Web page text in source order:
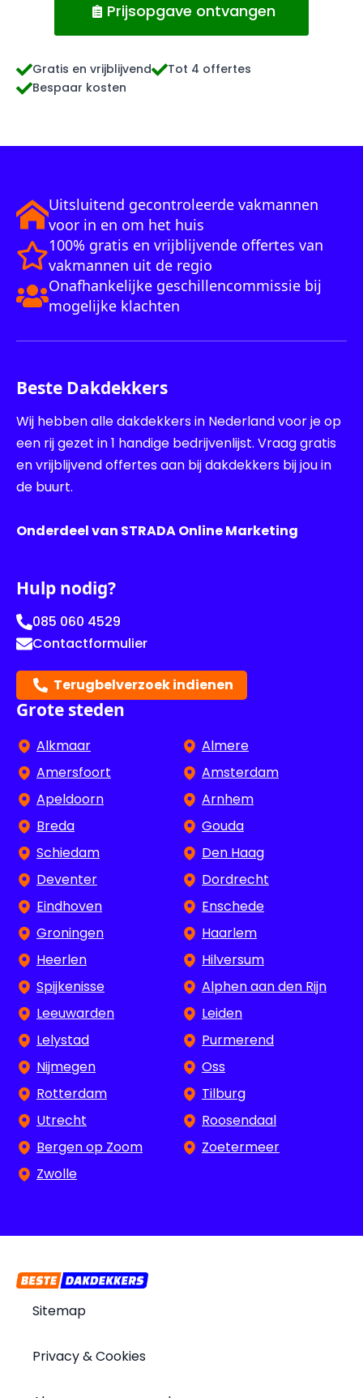
Prijsopgave ontvangen
Gratis en vrijblijvend
Tot 4 offertes
Bespaar kosten
Uitsluitend gecontroleerde vakmannen
voor in en om het huis
100% gratis en vrijblijvende offertes van
vakmannen uit de regio
Onafhankelijke geschillencommissie bij
mogelijke klachten
Beste Dakdekkers
Wij hebben alle dakdekkers in Nederland voor je op
een rij gezet in 1 handige bedrijvenlijst. Vraag gratis
en vrijblijvend offertes aan bij dakdekkers bij jou in
de buurt.
Onderdeel van STRADA Online Marketing
Hulp nodig?
085 060 4529
Contactformulier
Terugbelverzoek indienen
Grote steden
Alkmaar
Almere
Amersfoort
Amsterdam
Apeldoorn
Arnhem
Breda
Gouda
Schiedam
Den Haag
Deventer
Dordrecht
Eindhoven
Enschede
Groningen
Haarlem
Heerlen
Hilversum
Spijkenisse
Alphen aan den Rijn
Leeuwarden
Leiden
Lelystad
Purmerend
Nijmegen
Oss
Rotterdam
Tilburg
Utrecht
Roosendaal
Bergen op Zoom
Zoetermeer
Zwolle
Sitemap
Privacy & Cookies